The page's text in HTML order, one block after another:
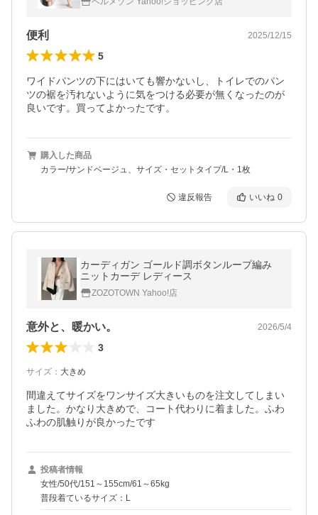
腹巻付き おしゃれ
便利 2025/12/15
5
ワイドパンツの下にはいても響かないし、トイレでのパン
ツの裾を汚れないように気をつける必要が無くなったのが
良いです。買ってよかったです。
購入した商品
カラー/サンドベージュ、サイズ・セットタイプ/L・1枚
違反報告 いいね 0
カーディガン ゴールド調ボタンループ編み
ニットカーデ レディース
ZOZOTOWN Yahoo!店
意外と、暖かい。 2026/5/4
3
サイズ ： 大きめ
間違えてサイズをワンサイズ大きいものを注文してしまい
ました。かなり大きめで、コート代わりに着ました。ふわ
ふわの肌触りが良かったです
投稿者情報
女性/50代/151～155cm/61～65kg
普段着ているサイズ：L